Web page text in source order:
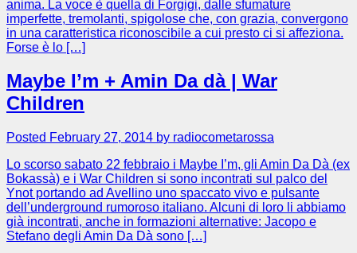
anima. La voce è quella di Forgigi, dalle sfumature
imperfette, tremolanti, spigolose che, con grazia, convergono
in una caratteristica riconoscibile a cui presto ci si affeziona.
Forse è lo […]
Maybe I’m + Amin Da dà | War
Children
Posted February 27, 2014 by radiocometarossa
Lo scorso sabato 22 febbraio i Maybe I’m, gli Amin Da Dà (ex
Bokassà) e i War Children si sono incontrati sul palco del
Ynot portando ad Avellino uno spaccato vivo e pulsante
dell’underground rumoroso italiano. Alcuni di loro li abbiamo
già incontrati, anche in formazioni alternative: Jacopo e
Stefano degli Amin Da Dà sono […]